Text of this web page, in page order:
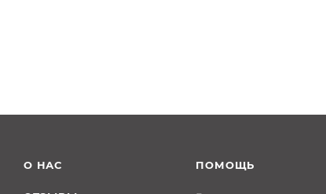
О НАС ПОМОЩЬ